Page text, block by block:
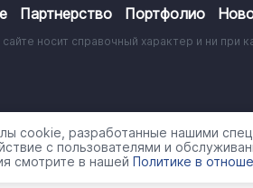
Партнерство Портфолио
носит справочный характер и ни при
«Регион Медиа Групп» Политика
cookie, разработанные нашими
с пользователями и
смотрите в нашей Политике в